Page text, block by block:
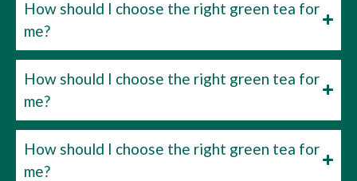
How should I choose the right green tea for
me?
How should I choose the right green tea for
me?
How should I choose the right green tea for
me?